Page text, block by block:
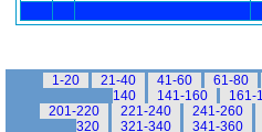
1-20 21-40 41-60 61-80
140
141-160 161-
201-220
221-240 241-260
320
321-340 341-360